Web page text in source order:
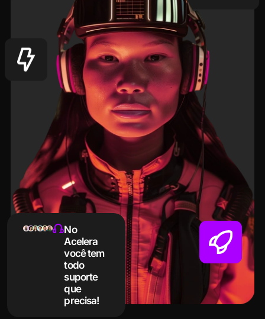
No
Acelera
você tem
todo
suporte
que
precisa!